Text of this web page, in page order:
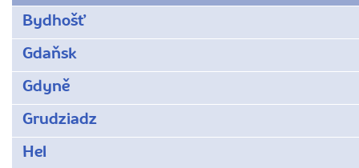
Bydhošť
Gdaňsk
Gdyně
Grudziadz
Hel